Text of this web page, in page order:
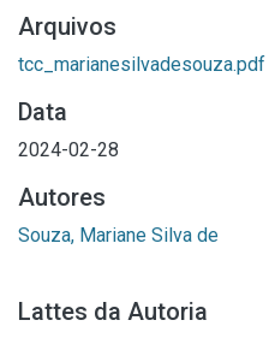
Arquivos
tcc_marianesilvadesouza.pdf
Data
2024-02-28
Autores
Souza, Mariane Silva de
Lattes da Autoria